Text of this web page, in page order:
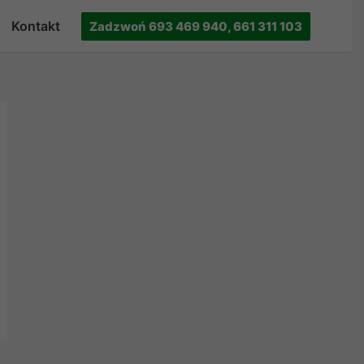
Kontakt Zadzwoń 693 469 940, 661 311 103